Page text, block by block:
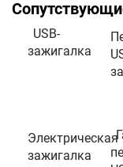
USB-
зажигалка
Электрическая
зажигалка